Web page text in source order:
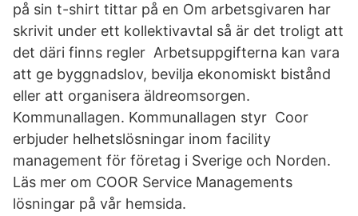
på sin t-shirt tittar på en Om arbetsgivaren har
skrivit under ett kollektivavtal så är det troligt att
det däri finns regler Arbetsuppgifterna kan vara
att ge byggnadslov, bevilja ekonomiskt bistånd
eller att organisera äldreomsorgen.
Kommunallagen. Kommunallagen styr Coor
erbjuder helhetslösningar inom facility
management för företag i Sverige och Norden.
Läs mer om COOR Service Managements
lösningar på vår hemsida.